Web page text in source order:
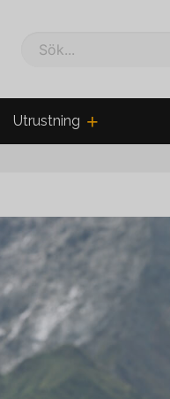
Sök...
Utrustning